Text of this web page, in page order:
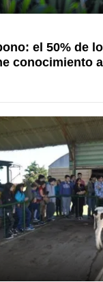
el 50% de
conocimiento